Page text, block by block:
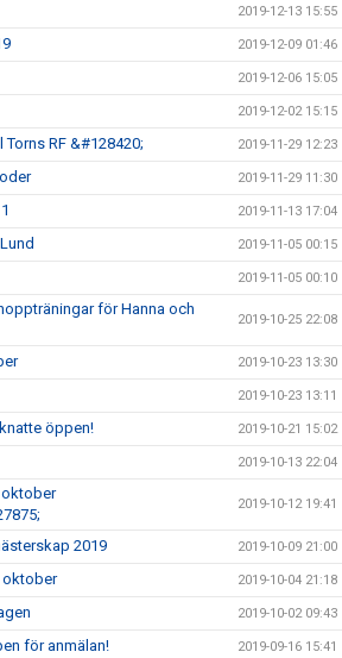
2019-12-13 15:55
2019-12-09 01:46
2019-12-06 15:05
2019-12-02 15:15
Torns RF &#128420; 2019-11-29 12:23
2019-11-29 11:30
2019-11-13 17:04
2019-11-05 00:15
2019-11-05 00:10
för Hanna och
2019-10-25 22:08
2019-10-23 13:30
2019-10-23 13:11
öppen! 2019-10-21 15:02
2019-10-13 22:04
oktober
2019-10-12 19:41
2019 2019-10-09 21:00
oktober 2019-10-04 21:18
2019-10-02 09:43
för anmälan! 2019-09-16 15:41